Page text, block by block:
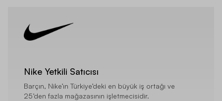
Nike Yetkili Satıcısı
Barçın, Nike’ın Türkiye’deki en büyük iş ortağı ve
25’den fazla mağazasının işletmecisidir.